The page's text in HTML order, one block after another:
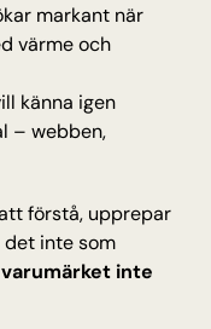
markant när
värme och
känna igen
– webben,
förstå, upprepar
det inte som
varumärket inte